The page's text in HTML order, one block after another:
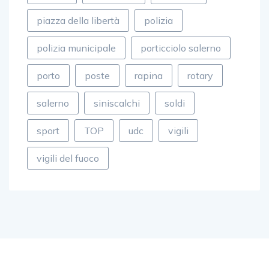
piazza della libertà polizia
polizia municipale porticciolo salerno
porto poste rapina rotary
salerno siniscalchi soldi
sport TOP udc vigili
vigili del fuoco